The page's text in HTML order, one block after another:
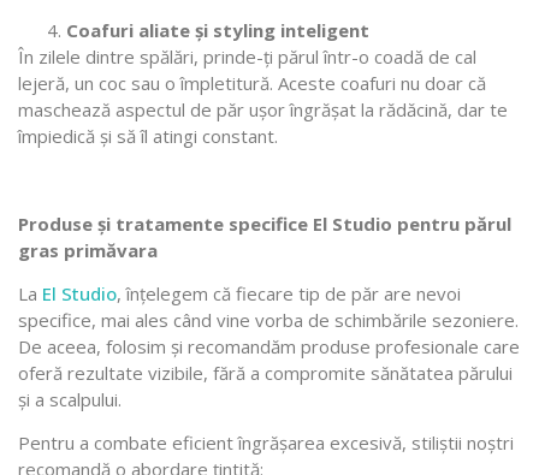
Coafuri aliate și styling inteligent
În zilele dintre spălări, prinde-ți părul într-o coadă de cal
lejeră, un coc sau o împletitură. Aceste coafuri nu doar că
maschează aspectul de păr ușor îngrășat la rădăcină, dar te
împiedică și să îl atingi constant.
Produse și tratamente specifice El Studio pentru părul
gras primăvara
La El Studio, înțelegem că fiecare tip de păr are nevoi
specifice, mai ales când vine vorba de schimbările sezoniere.
De aceea, folosim și recomandăm produse profesionale care
oferă rezultate vizibile, fără a compromite sănătatea părului
și a scalpului.
Pentru a combate eficient îngrășarea excesivă, stiliștii noștri
recomandă o abordare țintită: